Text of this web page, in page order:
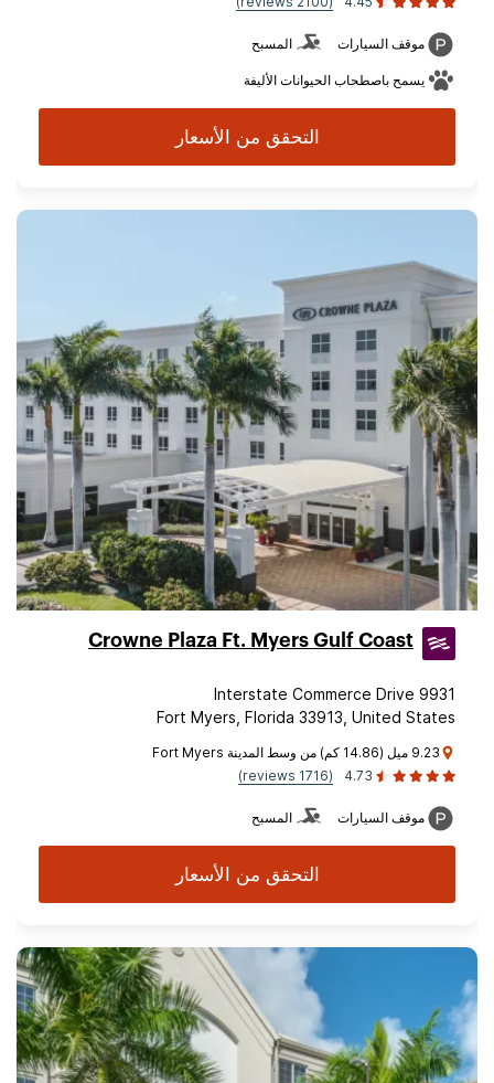
موقف السيارات المسبح
يسمح باصطحاب الحيوانات الأليفة
التحقق من الأسعار
Crowne Plaza Ft. Myers Gulf Coast
9931 Interstate Commerce Drive
Fort Myers, Florida 33913, United States
9.23 ميل (14.86 كم) من وسط المدينة Fort Myers
4.73
(1716 reviews)
موقف السيارات المسبح
التحقق من الأسعار